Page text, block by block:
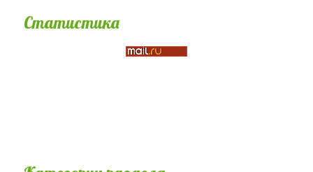
Статистика